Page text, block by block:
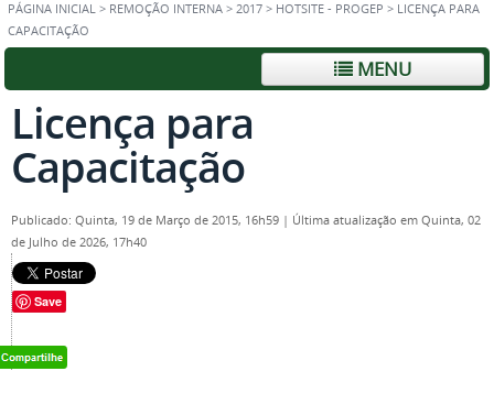
PÁGINA INICIAL > REMOÇÃO INTERNA > 2017 > HOTSITE - PROGEP > LICENÇA PARA
CAPACITAÇÃO
MENU
Licença para
Capacitação
Publicado: Quinta, 19 de Março de 2015, 16h59 | Última atualização em Quinta, 02
de Julho de 2026, 17h40
Save